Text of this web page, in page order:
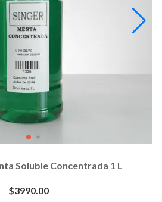
Soluble Concentrada 1 L
$3990.00